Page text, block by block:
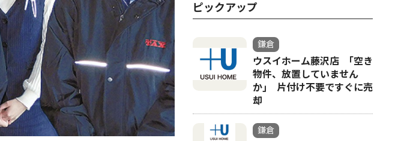
ピックアップ
鎌倉
ウスイホーム藤沢店 ｢空き
物件、放置していません
か｣ 片付け不要ですぐに売
却
鎌倉